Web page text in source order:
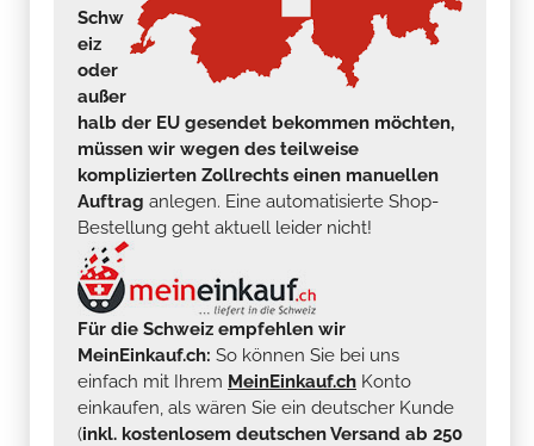
Schw
eiz
oder
außer
halb der EU gesendet bekommen möchten,
müssen wir wegen des teilweise
komplizierten Zollrechts einen manuellen
Auftrag anlegen. Eine automatisierte Shop-
Bestellung geht aktuell leider nicht!
Für die Schweiz empfehlen wir
MeinEinkauf.ch: So können Sie bei uns
einfach mit Ihrem MeinEinkauf.ch Konto
einkaufen, als wären Sie ein deutscher Kunde
(inkl. kostenlosem deutschen Versand ab 250